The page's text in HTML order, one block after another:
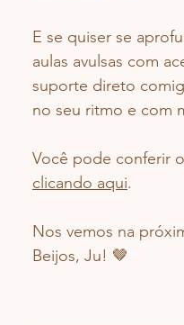
E se quiser se
aulas avulsas com
suporte direto
no seu ritmo e com
Você pode conferir
clicando aqui.
Nos vemos na
Beijos, Ju! 🤎